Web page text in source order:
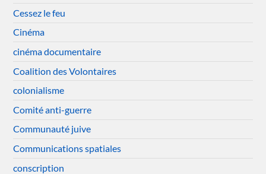
Cessez le feu
Cinéma
cinéma documentaire
Coalition des Volontaires
colonialisme
Comité anti-guerre
Communauté juive
Communications spatiales
conscription